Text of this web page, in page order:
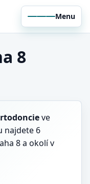
Menu
8
ve
najdete 6
8 a okolí v